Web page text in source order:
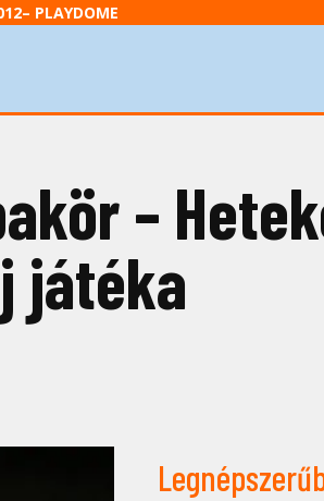
PLAYDOME
–
játéka